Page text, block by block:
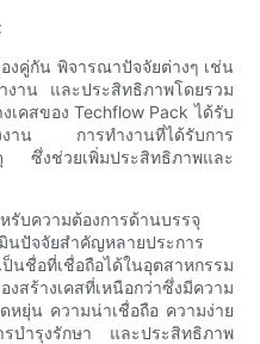
คู่กัน พิจารณาปัจจัยต่างๆ เช่น
งาน และประสิทธิภาพโดยรวม
งเคสของ Techflow Pack ได้รับ
งงาน การทำงานที่ได้รับการ
ซึ่งช่วยเพิ่มประสิทธิภาพและ
รับความต้องการด้านบรรจุ
นปัจจัยสำคัญหลายประการ
นชื่อที่เชื่อถือได้ในอุตสาหกรรม
างเคสที่เหนือกว่าซึ่งมีความ
หยุ่น ความน่าเชื่อถือ ความง่าย
บำรุงรักษา และประสิทธิภาพ